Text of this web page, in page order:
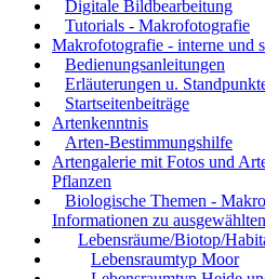
Digitale Bildbearbeitung
Tutorials - Makrofotografie
Makrofotografie - interne und
Bedienungsanleitungen
Erläuterungen u.
Startseitenbeiträge
Artenkenntnis
Arten-Bestimmungshilfe
Artengalerie mit Fotos und
Pflanzen
Biologische Themen -
Informationen zu
Lebensräume/Biotop/
Lebensraumtyp Moor